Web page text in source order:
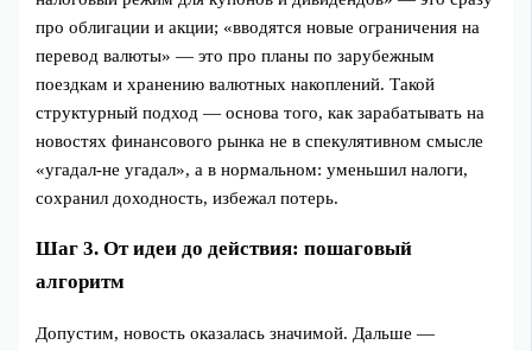
про облигации и акции; «вводятся новые ограничения на
перевод валюты» — это про планы по зарубежным
поездкам и хранению валютных накоплений. Такой
структурный подход — основа того, как зарабатывать на
новостях финансового рынка не в спекулятивном смысле
«угадал‑не угадал», а в нормальном: уменьшил налоги,
сохранил доходность, избежал потерь.
Шаг 3. От идеи до действия: пошаговый
алгоритм
Допустим, новость оказалась значимой. Дальше —